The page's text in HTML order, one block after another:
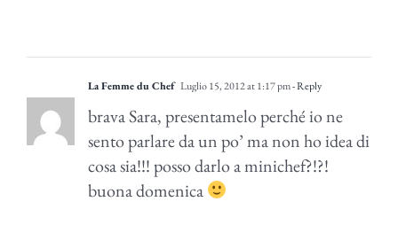
La Femme du Chef Luglio 15, 2012 at 1:17 pm- Reply
brava Sara, presentamelo perché io ne
sento parlare da un po’ ma non ho idea di
cosa sia!!! posso darlo a minichef?!?!
buona domenica